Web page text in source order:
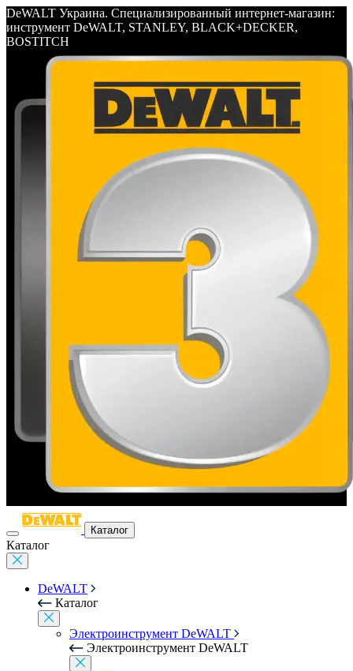
DeWALT Украина. Специализированный интернет-магазин:
инструмент DeWALT, STANLEY, BLACK+DECKER,
BOSTITCH
Каталог
Каталог
DeWALT
Каталог
Электроинструмент DeWALT
Электроинструмент DeWALT